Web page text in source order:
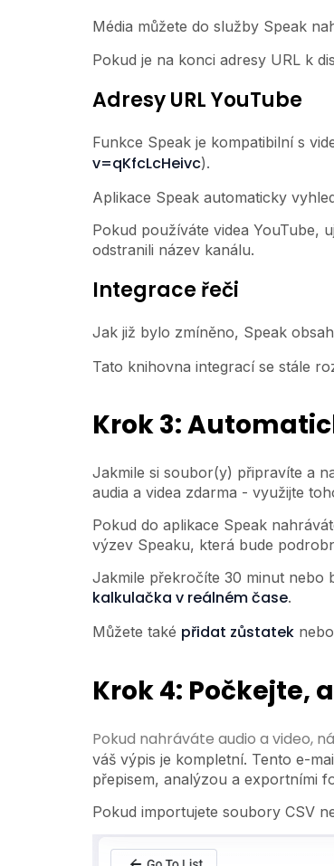
Média můžete do služby Speak
Pokud je na konci adresy URL k
Adresy URL YouTube
Funkce Speak je kompatibilní s
v=qKfcLcHeivc).
Aplikace Speak automaticky
Pokud používáte videa YouTube,
odstranili název kanálu.
Integrace řeči
Jak již bylo zmíněno, Speak
Tato knihovna integrací se stále
Krok 3:
Jakmile si soubor(y) připravíte a
audia a videa zdarma - využijte
Pokud do aplikace Speak
výzev Speaku, která bude
Jakmile překročíte 30 minut nebo
kalkulačka v reálném čase.
Můžete také přidat zůstatek
Krok 4: Počkejte,
Pokud nahráváte audio a video,
váš výpis je kompletní. Tento e-
přepisem, analýzou a exportními
Pokud importujete soubory CSV